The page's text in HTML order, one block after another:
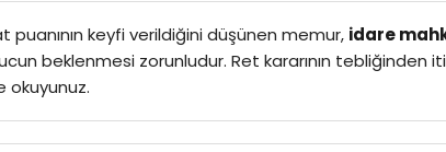
keyfi verildiğini düşünen memur, idare
beklenmesi zorunludur. Ret kararının tebliğinden
okuyunuz.